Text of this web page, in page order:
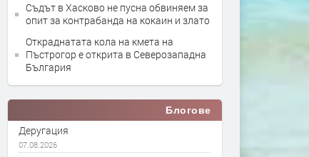
Съдът в Хасково не пусна обвиняем за
опит за контрабанда на кокаин и злато
Откраднатата кола на кмета на
Пъстрогор е открита в Северозападна
България
Блогове
Деругация
07.08.2026